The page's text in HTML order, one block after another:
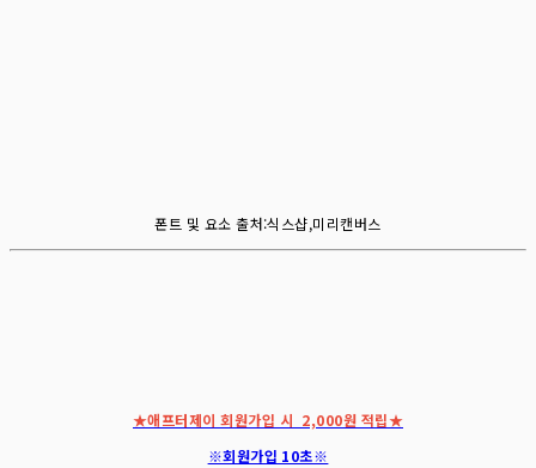
폰트 및 요소 출처:식스샵,미리캔버스
★애프터제이 회원가입 시 2,000원 적립★
※회원가입 10초※